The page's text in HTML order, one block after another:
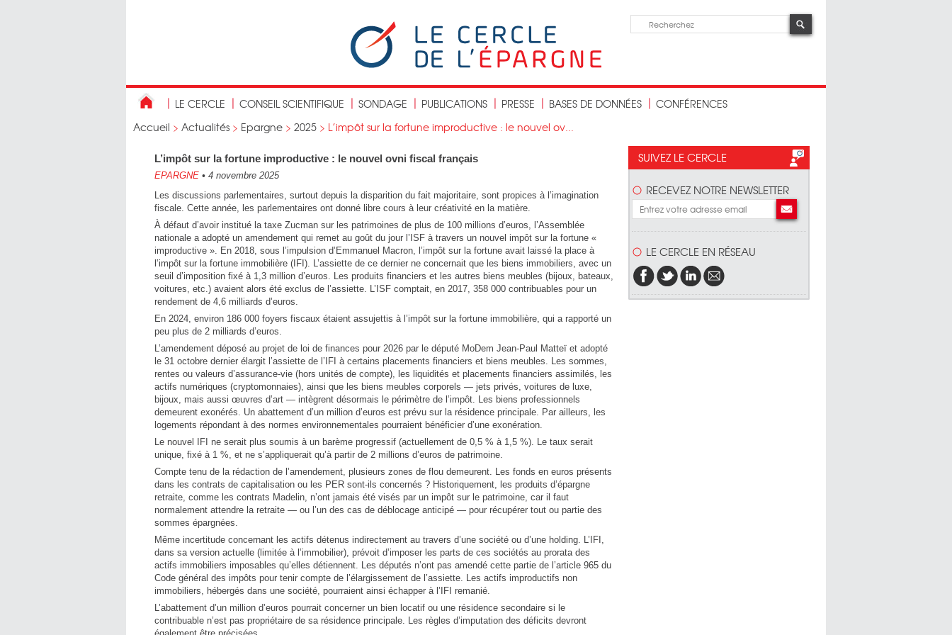
LE CERCLE CONSEIL SCIENTIFIQUE SONDAGE PUBLICATIONS PRESSE BASES DE DONNÉES
CONFÉRENCES
Accueil > Actualités > Epargne > 2025 > L’impôt sur la fortune improductive : le nouvel ov...
L’impôt sur la fortune improductive : le nouvel ovni fiscal français
EPARGNE • 4 novembre 2025
Les discussions parlementaires, surtout depuis la disparition du fait majoritaire, sont propices à l’imagination
fiscale. Cette année, les parlementaires ont donné libre cours à leur créativité en la matière.
À défaut d’avoir institué la taxe Zucman sur les patrimoines de plus de 100 millions d’euros, l’Assemblée
nationale a adopté un amendement qui remet au goût du jour l’ISF à travers un nouvel impôt sur la fortune «
improductive ». En 2018, sous l’impulsion d’Emmanuel Macron, l’impôt sur la fortune avait laissé la place à
l’impôt sur la fortune immobilière (IFI). L’assiette de ce dernier ne concernait que les biens immobiliers, avec un
seuil d’imposition fixé à 1,3 million d’euros. Les produits financiers et les autres biens meubles (bijoux, bateaux,
voitures, etc.) avaient alors été exclus de l’assiette. L’ISF comptait, en 2017, 358 000 contribuables pour un
rendement de 4,6 milliards d’euros.
En 2024, environ 186 000 foyers fiscaux étaient assujettis à l’impôt sur la fortune immobilière, qui a rapporté un
peu plus de 2 milliards d’euros.
L’amendement déposé au projet de loi de finances pour 2026 par le député MoDem Jean-Paul Matteï et adopté
le 31 octobre dernier élargit l’assiette de l’IFI à certains placements financiers et biens meubles. Les sommes,
rentes ou valeurs d’assurance-vie (hors unités de compte), les liquidités et placements financiers assimilés, les
actifs numériques (cryptomonnaies), ainsi que les biens meubles corporels — jets privés, voitures de luxe,
bijoux, mais aussi œuvres d’art — intègrent désormais le périmètre de l’impôt. Les biens professionnels
demeurent exonérés. Un abattement d’un million d’euros est prévu sur la résidence principale. Par ailleurs, les
logements répondant à des normes environnementales pourraient bénéficier d’une exonération.
Le nouvel IFI ne serait plus soumis à un barème progressif (actuellement de 0,5 % à 1,5 %). Le taux serait
unique, fixé à 1 %, et ne s’appliquerait qu’à partir de 2 millions d’euros de patrimoine.
Compte tenu de la rédaction de l’amendement, plusieurs zones de flou demeurent. Les fonds en euros présents
dans les contrats de capitalisation ou les PER sont-ils concernés ? Historiquement, les produits d’épargne
retraite, comme les contrats Madelin, n’ont jamais été visés par un impôt sur le patrimoine, car il faut
normalement attendre la retraite — ou l’un des cas de déblocage anticipé — pour récupérer tout ou partie des
sommes épargnées.
Même incertitude concernant les actifs détenus indirectement au travers d’une société ou d’une holding. L’IFI,
dans sa version actuelle (limitée à l’immobilier), prévoit d’imposer les parts de ces sociétés au prorata des
actifs immobiliers imposables qu’elles détiennent. Les députés n’ont pas amendé cette partie de l’article 965 du
Code général des impôts pour tenir compte de l’élargissement de l’assiette. Les actifs improductifs non
immobiliers, hébergés dans une société, pourraient ainsi échapper à l’IFI remanié.
L’abattement d’un million d’euros pourrait concerner un bien locatif ou une résidence secondaire si le
contribuable n’est pas propriétaire de sa résidence principale. Les règles d’imputation des déficits devront
SUIVEZ LE CERCLE
RECEVEZ NOTRE NEWSLETTER
LE CERCLE EN RÉSEAU